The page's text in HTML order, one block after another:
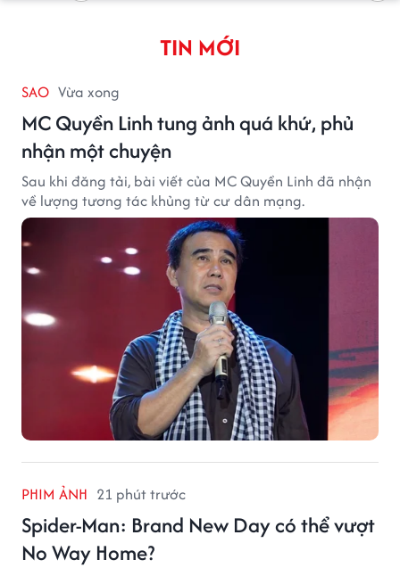
TIN MỚI
SAO Vừa xong
MC Quyền Linh tung ảnh quá khứ, phủ
nhận một chuyện
Sau khi đăng tải, bài viết của MC Quyền Linh đã nhận
về lượng tương tác khủng từ cư dân mạng.
PHIM ẢNH 21 phút trước
Spider-Man: Brand New Day có thể vượt
No Way Home?